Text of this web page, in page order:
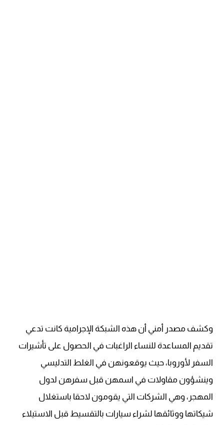
وكشف مصدر أمني أن هذه الشبكة الإجرامية كانت تدعي
تقديم المساعدة للنساء الراغبات في الحصول على تأشيرات
السفر لأوروبا، حيث يوقعونهن في الغلط التدليسي
وينشؤون مقاولات في اسمهن قبل سفرهن لدول
المهجر، وهي الشركات التي يقومون لاحقا باستغلال
شيكاتها ووثائقها لشراء سيارات بالتقسيط قبل الاستيلاء